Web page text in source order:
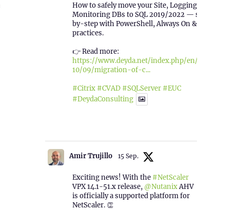
How to safely move your Site, Logging &
Monitoring DBs to SQL 2019/2022 — step-
by-step with PowerShell, Always On & best
practices.
👉 Read more:
https://www.deyda.net/index.php/en/2025/
10/09/migration-of-c...
#Citrix #CVAD #SQLServer #EUC
#DeydaConsulting
Amir Trujillo 15 Sep.
Exciting news! With the #NetScaler
VPX 14.1-51.x release, @NutanixAHV
is officially a supported platform for
NetScaler. 👏